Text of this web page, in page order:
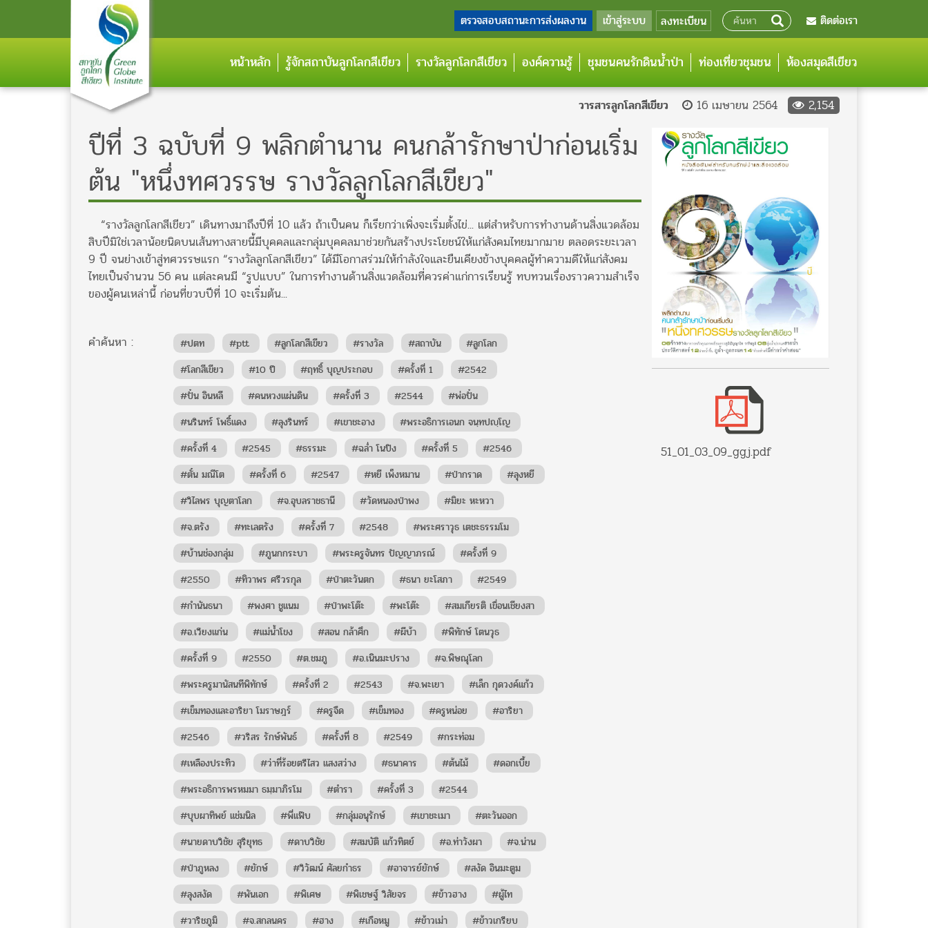
ตรวจสอบสถานะการส่งผลงาน เข้าสู่ระบบ ลงทะเบียน ติดต่อเรา
หน้าหลัก รู้จักสถาบันลูกโลกสีเขียว รางวัลลูกโลกสีเขียว องค์ความรู้ ชุมชนคนรักดินน้ำป่า ท่องเที่ยวชุมชน ห้องสมุดสีเขียว
วารสารลูกโลกสีเขียว 16 เมษายน 2564 2,154
ปีที่ 3 ฉบับที่ 9 พลิกตำนาน คนกล้ารักษาป่าก่อนเริ่ม
ต้น "หนึ่งทศวรรษ รางวัลลูกโลกสีเขียว"
“รางวัลลูกโลกสีเขียว” เดินทางมาถึงปีที่ 10 แล้ว ถ้าเป็นคน ก็เรียกว่าเพิ่งจะเริ่มตั้งไข่... แต่สำหรับการทำงานด้านสิ่งแวดล้อม
สิบปีมิใช่เวลาน้อยนิดบนเส้นทางสายนี้มีบุคคลและกลุ่มบุคคลมาช่วยกันสร้างประโยชน์ให้แก่สังคมไทยมากมาย ตลอดระยะเวลา
9 ปี จนย่างเข้าสู่ทศวรรษแรก “รางวัลลูกโลกสีเขียว” ได้มีโอกาสร่วมให้กำลังใจและยืนเคียงข้างบุคคลผู้ทำความดีให้แก่สังคม
ไทยเป็นจำนวน 56 คน แต่ละคนมี “รูปแบบ” ในการทำงานด้านสิ่งแวดล้อมที่ควรค่าแก่การเรียนรู้ ทบทวนเรื่องราวความสำเร็จ
ของผู้คนเหล่านี้ ก่อนที่ขวบปีที่ 10 จะเริ่มต้น...
คำค้นหา : #ปตท #ptt #ลูกโลกสีเขียว #รางวัล #สถาบัน
#ลูกโลก
#โลกสีเขียว
#10 ปี #ฤทธิ์ บุญประกอบ #ครั้งที่ 1
#2542
#ปั๋น อินหลี
#คนหวงแผ่นดิน #ครั้งที่ 3 #2544
#พ่อปั๋น
#นรินทร์ โพธิ์แดง
#ลุงรินทร์ #เขาชะอาง
#พระอธิการเอนก จนฺทปญฺโญ
#ครั้งที่ 4
#2545 #ธรรมะ #ฉล่ำ โนปิง #ครั้งที่ 5
#2546
#ตั๋น มณีโต
#ครั้งที่ 6 #2547 #หยี เพ็งหมาน #ป่ากราด
#ลุงหยี
#วิไลพร บุญตาโลก
#จ.อุบลราชธานี #วัดหนองป่าพง
#มิยะ หะหวา
#จ.ตรัง
#ทะเลตรัง #ครั้งที่ 7 #2548
#พระศราวุธ เตชะธรรมโม
#บ้านช่องกลุ่ม
#ภูนกกระบา #พระครูจันทร ปัญญาภรณ์
#ครั้งที่ 9
#2550
#ทิวาพร ศรีวรกุล #ป่าตะวันตก #ธนา ยะโสภา
#2549
#กำนันธนา
#พงศา ชูแนม #ป่าพะโต๊ะ #พะโต๊ะ
#สมเกียรติ เขื่อนเชียงสา
#อ.เวียงแก่น
#แม่น้ำโขง #สอน กล้าศึก #ผีบ้า
#พิทักษ์ โตนวุธ
#ครั้งที่ 9
#2550 #ต.ชมภู #อ.เนินมะปราง
#จ.พิษณุโลก
#พระครูมานัสนทีพิทักษ์
#ครั้งที่ 2 #2543 #จ.พะเยา
#เล็ก กุดวงค์แก้ว
#เข็มทองและอาริยา โมราษฎร์
#ครูจืด #เข็มทอง #ครูหน่อย
#อาริยา
#2546
#วริสร รักษ์พันธ์ #ครั้งที่ 8 #2549
#กระท่อม
#เหลืองประทิว
#ว่าที่ร้อยตรีไสว แสงสว่าง #ธนาคาร #ต้นไม้
#ดอกเบี้ย
#พระอธิการพรหมมา ธมฺมาภิรโม
#ตำรา #ครั้งที่ 3
#2544
#บุบผาทิพย์ แช่มนิล
#พี่แฟ๊บ #กลุ่มอนุรักษ์ #เขาชะเมา
#ตะวันออก
#นายดาบวิชัย สุริยุทธ
#ดาบวิชัย #สมบัติ แก้วทิตย์ #อ.ท่าวังผา
#จ.น่าน
#ป่าภูหลง
#ยักษ์ #วิวัฒน์ ศัลยกำธร #อาจารย์ยักษ์
#สงัด อินมะตูม
#ลุงสงัด
#พันเอก #พิเศษ #พิเชษฐ์ วิสัยจร #ข้าวฮาง
#ผู้ไท
#วาริชภูมิ
#จ.สกลนคร #ฮาง #เกือหมู #ข้าวเม่า #ข้าวเกรียบ
51_01_03_09_ggj.pdf